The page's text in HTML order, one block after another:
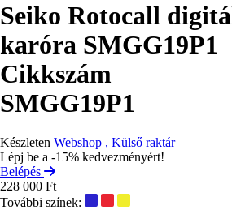
Seiko Rotocall
karóra SMGG19P1
Cikkszám
SMGG19P1
Készleten Webshop , Külső raktár
Lépj be a -15% kedvezményért!
Belépés
228 000 Ft
További színek: